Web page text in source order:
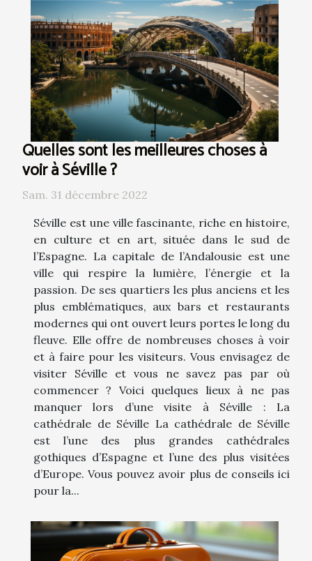
Quelles sont les meilleures choses à
voir à Séville ?
Sam. 31 décembre 2022
Séville est une ville fascinante, riche en histoire,
en culture et en art, située dans le sud de
l’Espagne. La capitale de l’Andalousie est une
ville qui respire la lumière, l’énergie et la
passion. De ses quartiers les plus anciens et les
plus emblématiques, aux bars et restaurants
modernes qui ont ouvert leurs portes le long du
fleuve. Elle offre de nombreuses choses à voir
et à faire pour les visiteurs. Vous envisagez de
visiter Séville et vous ne savez pas par où
commencer ? Voici quelques lieux à ne pas
manquer lors d’une visite à Séville : La
cathédrale de Séville La cathédrale de Séville
est l’une des plus grandes cathédrales
gothiques d’Espagne et l’une des plus visitées
d’Europe. Vous pouvez avoir plus de conseils ici
pour la...